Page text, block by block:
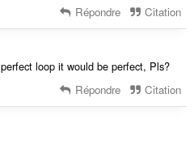
Répondre Citation
loop it would be perfect, Pls?
Répondre Citation